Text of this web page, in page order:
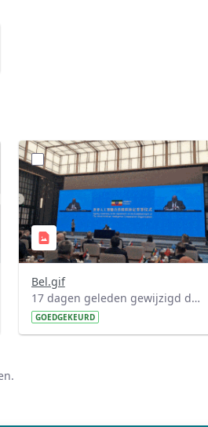
Bel.gif
17 dagen geleden gewijzigd door Denber Getahun.
GOEDGEKEURD